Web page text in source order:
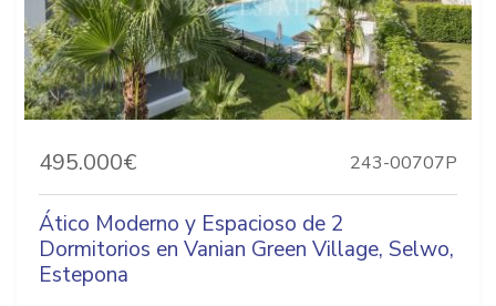
495.000€ 243-00707P
Ático Moderno y Espacioso de 2
Dormitorios en Vanian Green Village, Selwo,
Estepona